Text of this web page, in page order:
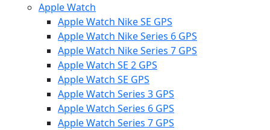
Apple Watch
Apple Watch Nike SE GPS
Apple Watch Nike Series 6 GPS
Apple Watch Nike Series 7 GPS
Apple Watch SE 2 GPS
Apple Watch SE GPS
Apple Watch Series 3 GPS
Apple Watch Series 6 GPS
Apple Watch Series 7 GPS